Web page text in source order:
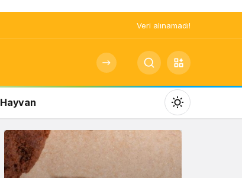
Veri alınamadı!
Hayvan
Mod
değiştir